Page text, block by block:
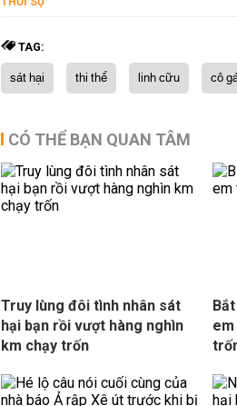
TAG:
sát hại thi thể linh cữu cô
CÓ THỂ BẠN QUAN TÂM
Truy lùng đôi tình nhân sát
hại bạn rồi vượt hàng nghìn
km chạy trốn